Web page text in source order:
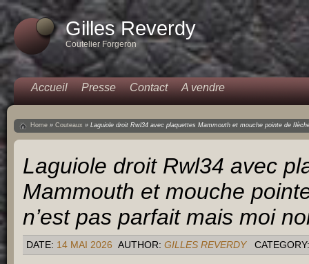
Gilles Reverdy
Coutelier Forgeron
Accueil Presse Contact A vendre
Home » Couteaux » Laguiole droit Rwl34 avec plaquettes Mammouth et mouche pointe de
Laguiole droit Rwl34 avec
Mammouth et mouche
n’est pas parfait mais moi
DATE: 14 MAI 2026 AUTHOR: GILLES REVERDY